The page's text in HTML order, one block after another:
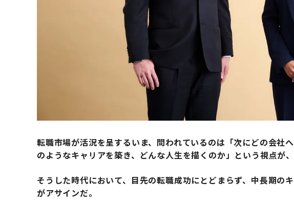
転職市場が活況を呈するいま、問われているのは「次にどの会社
のようなキャリアを築き、どんな人生を描くのか」という視点が
そうした時代において、目先の転職成功にとどまらず、中長期の
がアサインだ。